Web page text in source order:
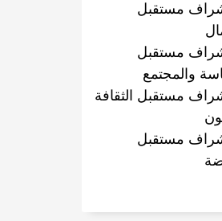
مستقبل
مستقبل
والمجتمع
مستقبل الثقافة
مستقبل